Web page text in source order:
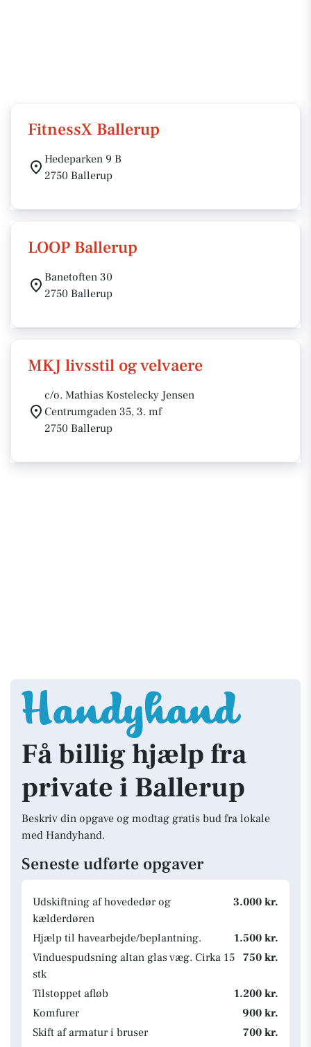
FitnessX Ballerup
Hedeparken 9 B
2750 Ballerup
LOOP Ballerup
Banetoften 30
2750 Ballerup
MKJ livsstil og velvaere
c/o. Mathias Kostelecky Jensen
Centrumgaden 35, 3. mf
2750 Ballerup
Få billig hjælp fra
private i Ballerup
Beskriv din opgave og modtag gratis bud fra lokale
med Handyhand.
Seneste udførte opgaver
Udskiftning af hovededør og
kælderdøren
3.000 kr.
Hjælp til havearbejde/beplantning.
1.500 kr.
Vinduespudsning altan glas væg. Cirka 15
stk
750 kr.
Tilstoppet afløb
1.200 kr.
Komfurer
900 kr.
Skift af armatur i bruser
700 kr.